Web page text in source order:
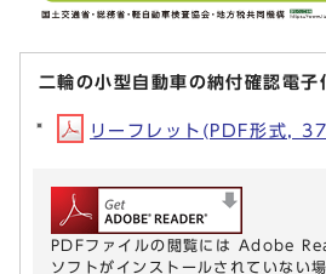
二輪の小型自動車の納付確認電子
リーフレット(PDF形式,
PDFファイルの閲覧には Adobe
ソフトがインストールされていない場